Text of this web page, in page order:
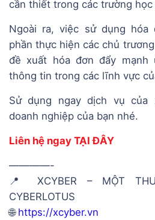
cần thiết trong các trường học
Ngoài ra, việc sử dụng
phần thực hiện các chủ
đề xuất hóa đơn đẩy mạnh
thông tin trong các lĩnh vực
Sử dụng ngay dịch vụ của
doanh nghiệp của bạn nhé.
Liên hệ ngay TẠI ĐÂY
————-
📍 XCYBER – MỘT
CYBERLOTUS
🌐 https://xcyber.vn